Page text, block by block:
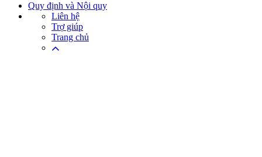
Quy định và Nội quy
Liên hệ
Trợ giúp
Trang chủ